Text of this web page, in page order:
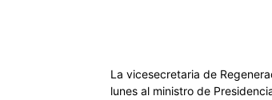
La vicesecretaria de
lunes al ministro de